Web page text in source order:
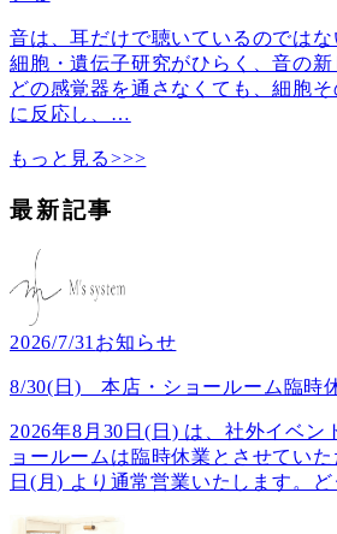
音は、耳だけで聴いているのでは
細胞・遺伝子研究がひらく、音の
どの感覚器を通さなくても、細胞
に反応し、 …
もっと見る>>>
最新記事
2026/7/31 お知らせ
8/30(日) 本店・ショールーム臨時
2026年8月30日(日) は、社外イベン
ョールームは臨時休業とさせてい
日(月) より通常営業いたします。ど